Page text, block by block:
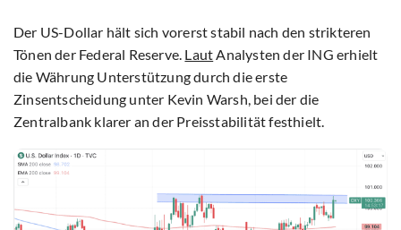
Der US-Dollar hält sich vorerst stabil nach den strikteren
Tönen der Federal Reserve. LautAnalysten der ING erhielt
die Währung Unterstützung durch die erste
Zinsentscheidung unter Kevin Warsh, bei der die
Zentralbank klarer an der Preisstabilität festhielt.